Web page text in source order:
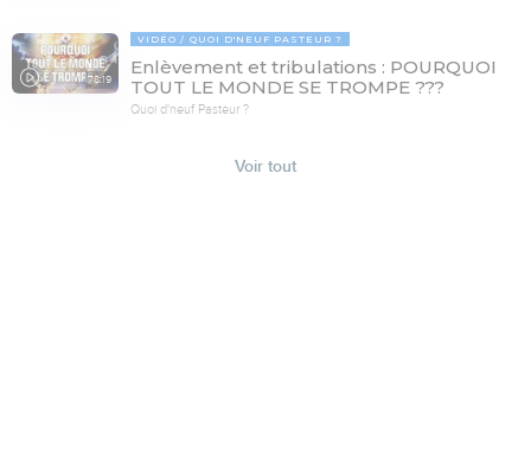
78:19
VIDÉO QUOI D'NEUF PASTEUR ?
Enlèvement et tribulations : POURQUOI
TOUT LE MONDE SE TROMPE ???
Quoi d'neuf Pasteur ?
Voir tout